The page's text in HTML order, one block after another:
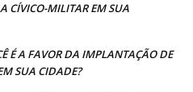
CÍVICO-MILITAR EM SUA
É A FAVOR DA IMPLANTAÇÃO DE
SUA CIDADE?